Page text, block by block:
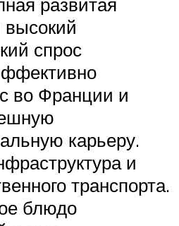
высокий
спрос
во Франции и
карьеру.
и
транспорта.
блюдо